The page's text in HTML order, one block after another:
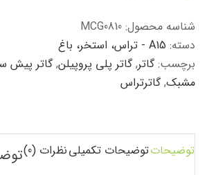
شناسه محصول: MCG0810
دسته: A15 - تراس، استخر، باغ
برچسب:گاتر,گاتر پلی پروپیلن,گاتر پیش
مشبک,گاترتراس
توضیحاتتوضیحات تکمیلینظرات (0)